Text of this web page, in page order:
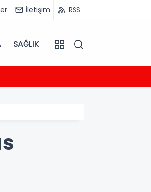
İletişim RSS
SAĞLIK